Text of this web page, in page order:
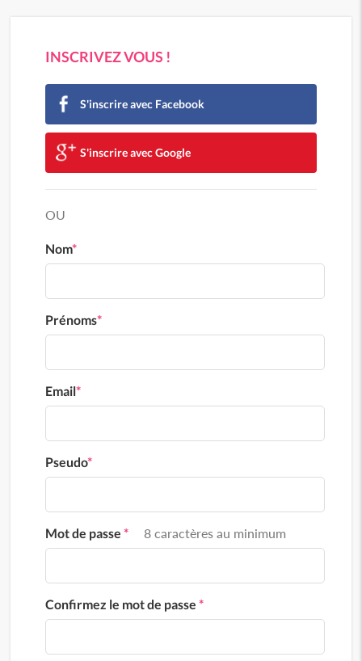
INSCRIVEZ VOUS !
S'inscrire avec Facebook
S'inscrire avec Google
OU
Nom*
Prénoms*
Email*
Pseudo*
Mot de passe * 8 caractères au minimum
Confirmez le mot de passe *